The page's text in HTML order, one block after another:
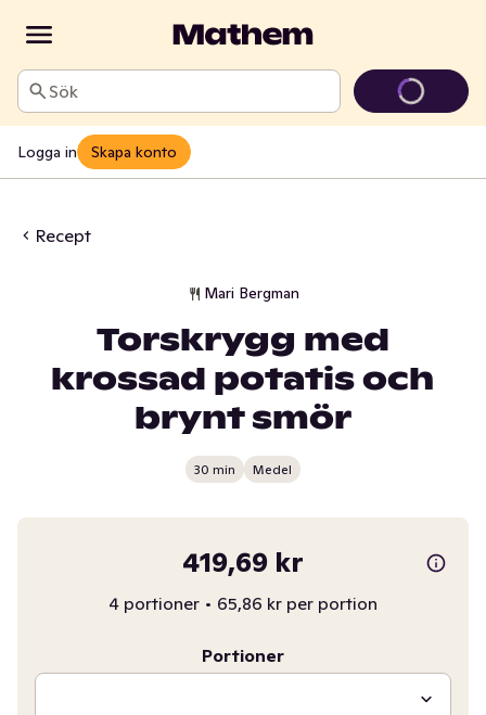
Sök
Logga in Skapa konto
Recept
Mari Bergman
Torskrygg med
krossad potatis och
brynt smör
30 min Medel
419,69 kr
4 portioner • 65,86 kr per portion
Portioner